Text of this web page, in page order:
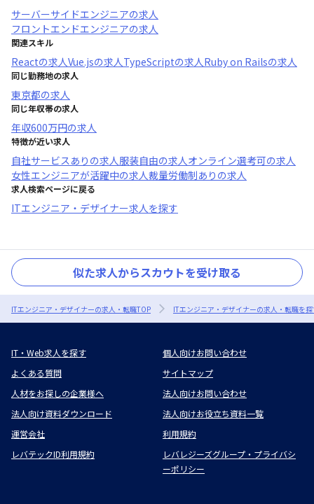
サーバーサイドエンジニアの求人
フロントエンドエンジニアの求人
関連スキル
Reactの求人Vue.jsの求人TypeScriptの求人Ruby on Railsの求人
同じ勤務地の求人
東京都の求人
同じ年収帯の求人
年収600万円の求人
特徴が近い求人
自社サービスあり の求人服装自由の求人オンライン選考可の求人
女性エンジニアが活躍中の求人裁量労働制あり の求人
求人検索ページに戻る
ITエンジニア・デザイナー求人を探す
似た求人からスカウトを受け取る
ITエンジニア・デザイナーの求人・転職TOP ITエンジニア・デザイナーの求人・転職を
IT・Web求人を探す
個人向けお問い合わせ
よくある質問
サイトマップ
人材をお探しの企業様へ
法人向けお問い合わせ
法人向け資料ダウンロード
法人向けお役立ち資料一覧
運営会社
利用規約
レバテックID利用規約
レバレジーズグループ・プライバシ
ーポリシー